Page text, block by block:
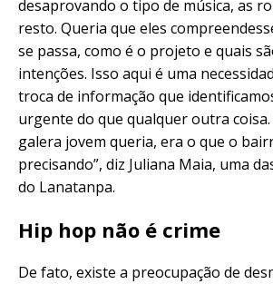
desaprovando o tipo de música, as
resto. Queria que eles
se passa, como é o projeto e quais
intenções. Isso aqui é uma
troca de informação que
urgente do que qualquer outra coisa.
galera jovem queria, era o que o
precisando”, diz Juliana Maia, uma
do Lanatanpa.
Hip hop não é crime
De fato, existe a preocupação de